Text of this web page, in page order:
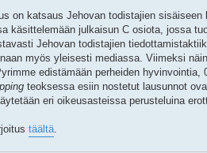
on katsaus Jehovan todistajien
käsittelemään julkaisun C osiota, jossa
Jehovan todistajien
myös yleisesti mediassa. Viimeksi
edistämään perheiden
teoksessa esiin nostetut lausunnot
eri oikeusasteissa perusteluina
täältä.